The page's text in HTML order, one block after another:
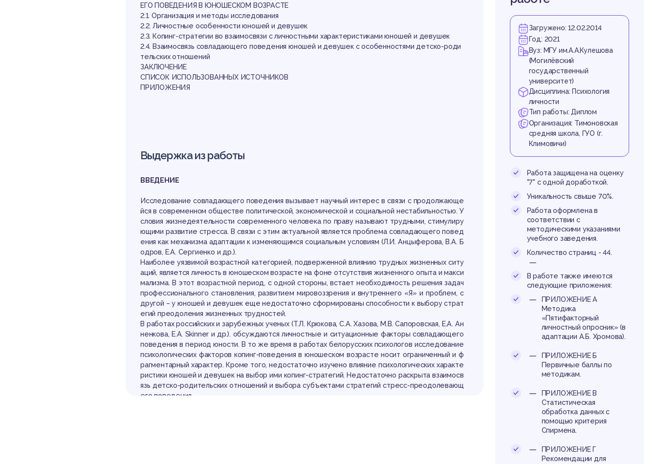
возрасте
ЕГО ПОВЕДЕНИЯ В ЮНОШЕСКОМ ВОЗРАСТЕ
2.1. Организация и методы исследования
2.2. Личностные особенности юношей и девушек
2.3. Копинг-стратегии во взаимосвязи с личностными характеристиками юношей и девушек
2.4. Взаимосвязь совладающего поведения юношей и девушек с особенностями детско-роди
тельских отношений
ЗАКЛЮЧЕНИЕ
СПИСОК ИСПОЛЬЗОВАННЫХ ИСТОЧНИКОВ
ПРИЛОЖЕНИЯ
Выдержка из работы
ВВЕДЕНИЕ
Исследование совладающего поведения вызывает научный интерес в связи с продолжающе
йся в современном обществе политической, экономической и социальной нестабильностью. У
словия жизнедеятельности современного человека по праву называют трудными, стимулиру
ющими развитие стресса. В связи с этим актуальной является проблема совладающего повед
ения как механизма адаптации к изменяющимся социальным условиям (Л.И. Анцыферова, В.А. Б
одров, Е.А. Сергиенко и др.).
Наиболее уязвимой возрастной категорией, подверженной влиянию трудных жизненных ситу
аций, является личность в юношеском возрасте на фоне отсутствия жизненного опыта и макси
мализма. В этот возрастной период, с одной стороны, встает необходимость решения задач
профессионального становления, развитием мировоззрения и внутреннего «Я» и проблем, с
другой – у юношей и девушек еще недостаточно сформированы способности к выбору страт
егий преодоления жизненных трудностей.
В работах российских и зарубежных ученых (T.Л. Крюкова, С.А. Хазова, М.В. Сапоровская, Е.А. Ан
ненкова, E.A. Skinner и др.). обсуждаются личностные и ситуационные факторы совладающего
поведения в период юности. В то же время в работах белорусских психологов исследование
психологических факторов копинг-поведения в юношеском возрасте носит ограниченный и ф
рагментарный характер. Кроме того, недостаточно изучено влияние психологических характе
ристики юношей и девушек на выбор ими копинг-стратегий. Недостаточно раскрыта взаимосв
язь детско-родительских отношений и выбора субъектами стратегий стресс-преодолевающ
его поведения.
Загружено: 12.02.2014
Год: 2021
Вуз: МГУ им.А.А.Кулешова
(Могилёвский
государственный
университет)
Дисциплина: Психология
личности
Тип работы: Диплом
Организация: Тимоновская
средняя школа, ГУО (г.
Климовичи)
Работа защищена на оценку
"7" с одной доработкой.
Уникальность свыше 70%.
Работа оформлена в
соответствии с
методическими указаниями
учебного заведения.
Количество страниц - 44.
В работе также имеются
следующие приложения:
ПРИЛОЖЕНИЕ А
Методика
«Пятифакторный
личностный опросник» (в
адаптации А.Б. Хромова).
ПРИЛОЖЕНИЕ Б
Первичные баллы по
методикам.
ПРИЛОЖЕНИЕ В
Статистическая
обработка данных с
помощью критерия
Спирмена.
ПРИЛОЖЕНИЕ Г
Рекомендации для